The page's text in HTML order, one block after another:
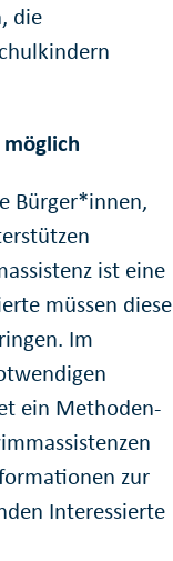
die
Bürger*innen,
ist eine
müssen diese
Im
ein Methoden-
zur
Interessierte